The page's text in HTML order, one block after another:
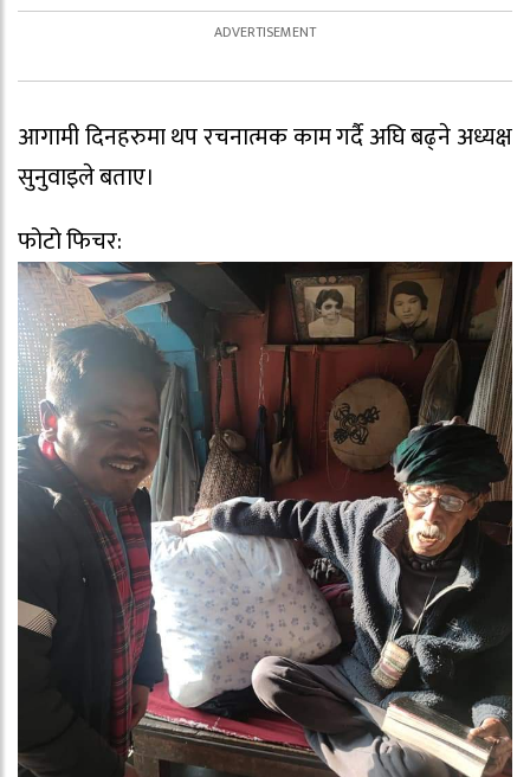
आगामी दिनहरुमा थप रचनात्मक काम गर्दै अघि बढ्ने अध्यक्ष
सुनुवाइले बताए।
फोटो फिचर: